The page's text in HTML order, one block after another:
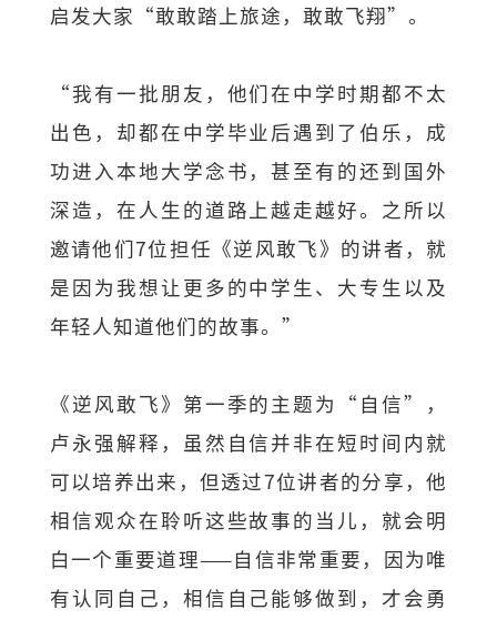
启发大家“敢敢踏上旅途，敢敢飞翔”。
“我有一批朋友，他们在中学时期都不太
出色，却都在中学毕业后遇到了伯乐，成
功进入本地大学念书，甚至有的还到国外
深造，在人生的道路上越走越好。之所以
邀请他们7位担任《逆风敢飞》的讲者，就
是因为我想让更多的中学生、大专生以及
年轻人知道他们的故事。”
《逆风敢飞》第一季的主题为“自信”，
卢永强解释，虽然自信并非在短时间内就
可以培养出来，但透过7位讲者的分享，他
相信观众在聆听这些故事的当儿，就会明
白一个重要道理——自信非常重要，因为唯
有认同自己，相信自己能够做到，才会勇